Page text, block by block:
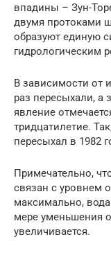
впадины – Зун-
двумя протоками
образуют единую
гидрологическим
В зависимости от
раз пересыхали, а
явление
тридцатилетие.
пересыхал в 1982
Примечательно,
связан с уровнем
максимально,
мере уменьшения
увеличивается.